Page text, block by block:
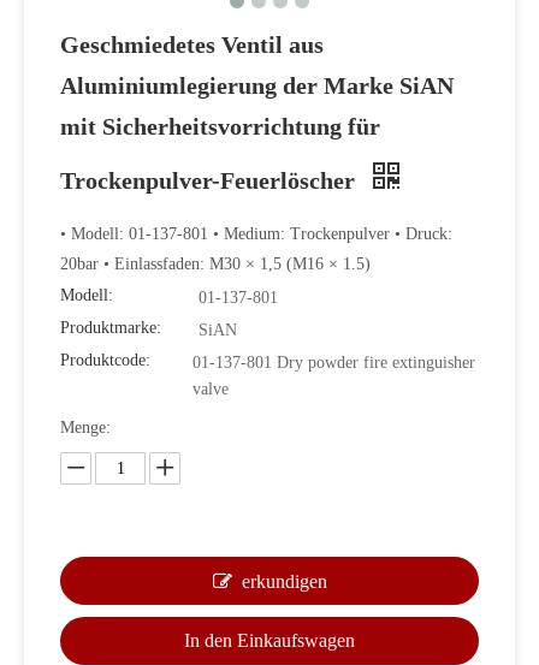
Geschmiedetes Ventil aus
Aluminiumlegierung der Marke SiAN
mit Sicherheitsvorrichtung für
Trockenpulver-Feuerlöscher
• Modell: 01-137-801 • Medium: Trockenpulver • Druck:
20bar • Einlassfaden: M30 × 1,5 (M16 × 1.5)
Modell:
01-137-801
Produktmarke:
SiAN
Produktcode:
01-137-801 Dry powder fire extinguisher
valve
Menge:
erkundigen
In den Einkaufswagen